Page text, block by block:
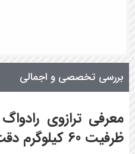
بررسی تخصصی و اجمالی
معرفی ترازوی
ظرفیت 60 کیلوگرم